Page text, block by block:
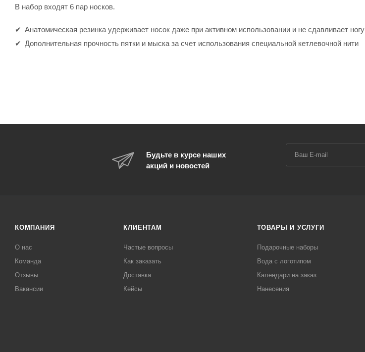
В набор входят 6 пар носков.
Анатомическая резинка удерживает носок даже при активном использовании и не сдавливает ногу
Дополнительная прочность пятки и мыска за счет использования специальной кетлевочной нити
Будьте в курсе наших
акций и новостей
КОМПАНИЯ
О нас
Команда
Отзывы
Вакансии
КЛИЕНТАМ
Частые вопросы
Как заказать
Доставка
Кейсы
ТОВАРЫ И УСЛУГИ
Подарочные наборы
Вода с логотипом
Календари на заказ
Нанесения